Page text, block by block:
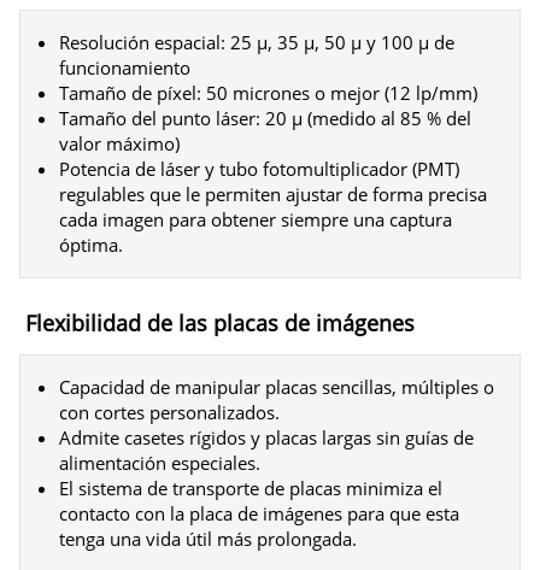
Resolución espacial: 25 μ, 35 μ, 50 μ y 100 μ de
funcionamiento
Tamaño de píxel: 50 micrones o mejor (12 lp/mm)
Tamaño del punto láser: 20 μ (medido al 85 % del
valor máximo)
Potencia de láser y tubo fotomultiplicador (PMT)
regulables que le permiten ajustar de forma precisa
cada imagen para obtener siempre una captura
óptima.
Flexibilidad de las placas de imágenes
Capacidad de manipular placas sencillas, múltiples o
con cortes personalizados.
Admite casetes rígidos y placas largas sin guías de
alimentación especiales.
El sistema de transporte de placas minimiza el
contacto con la placa de imágenes para que esta
tenga una vida útil más prolongada.